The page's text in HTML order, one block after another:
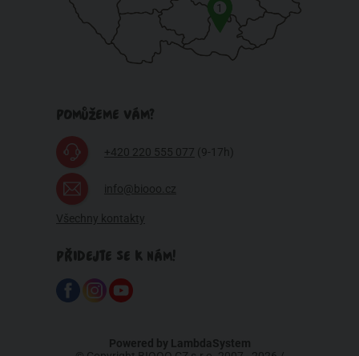
1
POMŮŽEME VÁM?
+420 220 555 077 (9-17h)
info@biooo.cz
Všechny kontakty
PŘIDEJTE SE K NÁM!
Powered by LambdaSystem